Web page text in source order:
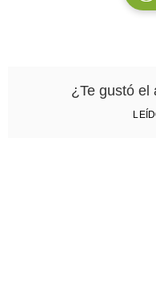
¿Te gustó el